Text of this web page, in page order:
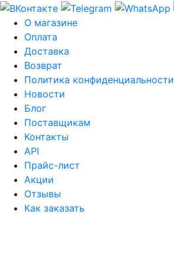
О магазине
Оплата
Доставка
Возврат
Политика конфиденциальности
Новости
Блог
Поставщикам
Контакты
API
Прайс-лист
Акции
Отзывы
Как заказать